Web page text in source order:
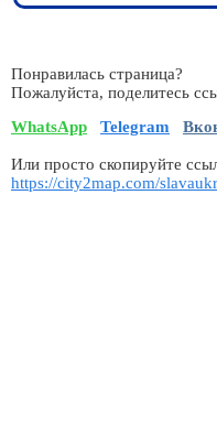
Понравилась страница?
Пожалуйста, поделитесь
WhatsApp
Telegram
Или просто скопируйте
https://city2map.com/